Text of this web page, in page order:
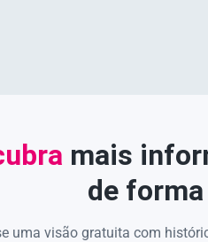
mais
de
uma visão gratuita com